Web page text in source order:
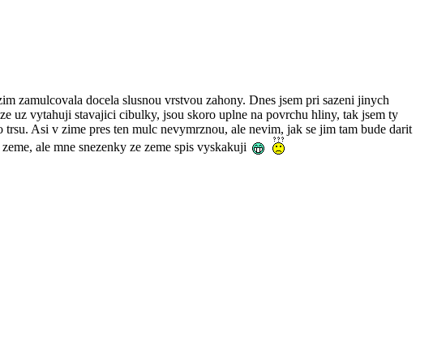
zamulcovala docela slusnou vrstvou zahony. Dnes jsem pri sazeni jinych
uz vytahuji stavajici cibulky, jsou skoro uplne na povrchu hliny, tak jsem ty
Asi v zime pres ten mulc nevymrznou, ale nevim, jak se jim tam bude darit
ale mne snezenky ze zeme spis vyskakuji